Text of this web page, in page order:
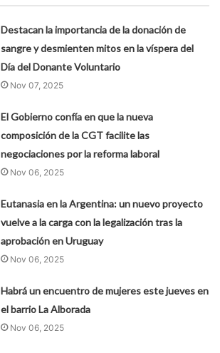
Destacan la importancia de la donación de
sangre y desmienten mitos en la víspera del
Día del Donante Voluntario
Nov 07, 2025
El Gobierno confía en que la nueva
composición de la CGT facilite las
negociaciones por la reforma laboral
Nov 06, 2025
Eutanasia en la Argentina: un nuevo proyecto
vuelve a la carga con la legalización tras la
aprobación en Uruguay
Nov 06, 2025
Habrá un encuentro de mujeres este jueves en
el barrio La Alborada
Nov 06, 2025